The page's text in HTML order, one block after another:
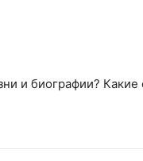
и биографии? Какие